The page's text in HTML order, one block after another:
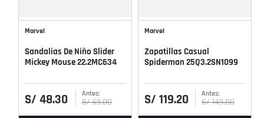
Marvel
Sandalias De Niño Slider
Mickey Mouse 22.2MC634
S/ 48.30 S/ 69.00
Marvel
Zapatillas Casual
Spiderman 25Q3.2SN1099
S/ 119.20 S/ 149.00